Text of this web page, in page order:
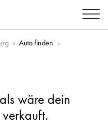
Auto finden
wäre dein